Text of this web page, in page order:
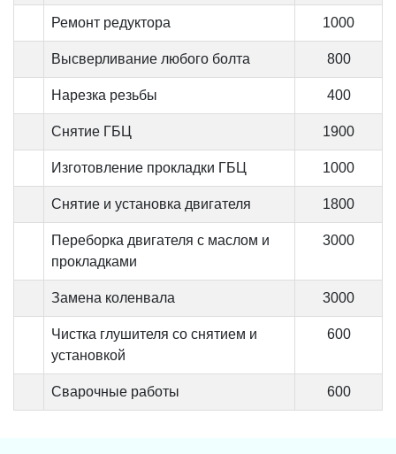
Ремонт редуктора 1000
Высверливание любого болта 800
Нарезка резьбы 400
Снятие ГБЦ 1900
Изготовление прокладки ГБЦ 1000
Снятие и установка двигателя 1800
Переборка двигателя с маслом и
прокладками
3000
Замена коленвала 3000
Чистка глушителя со снятием и
установкой
600
Сварочные работы 600